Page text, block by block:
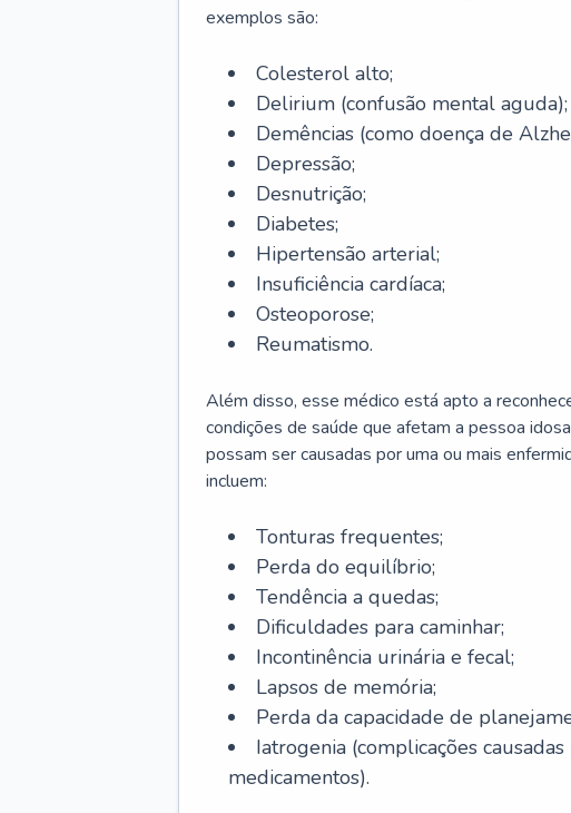
exemplos são:
Colesterol alto;
Delirium (confusão mental aguda);
Demências (como doença de
Depressão;
Desnutrição;
Diabetes;
Hipertensão arterial;
Insuficiência cardíaca;
Osteoporose;
Reumatismo.
Além disso, esse médico está apto a
condições de saúde que afetam a pessoa
possam ser causadas por uma ou mais
incluem:
Tonturas frequentes;
Perda do equilíbrio;
Tendência a quedas;
Dificuldades para caminhar;
Incontinência urinária e fecal;
Lapsos de memória;
Perda da capacidade de
Iatrogenia (complicações
medicamentos).